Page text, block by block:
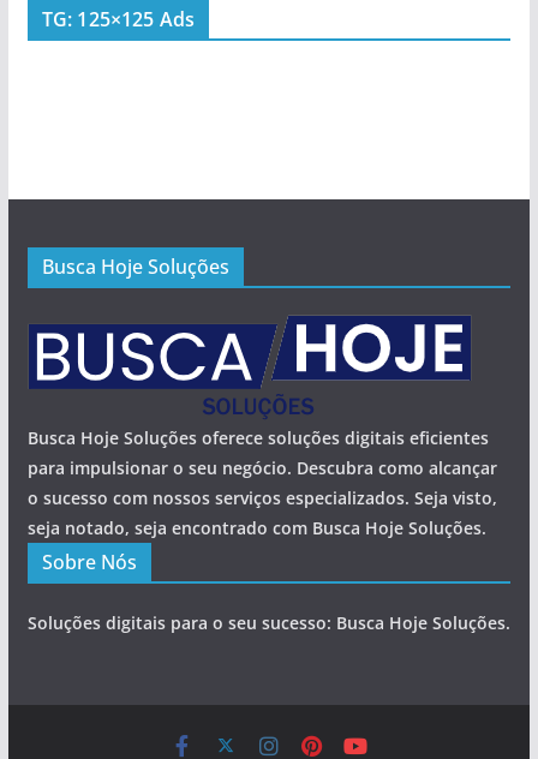
TG: 125×125 Ads
Busca Hoje Soluções
Busca Hoje Soluções oferece soluções digitais eficientes
para impulsionar o seu negócio. Descubra como alcançar
o sucesso com nossos serviços especializados. Seja visto,
seja notado, seja encontrado com Busca Hoje Soluções.
Sobre Nós
Soluções digitais para o seu sucesso: Busca Hoje Soluções.